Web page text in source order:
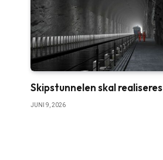
Skipstunnelen skal realiseres
JUNI 9, 2026